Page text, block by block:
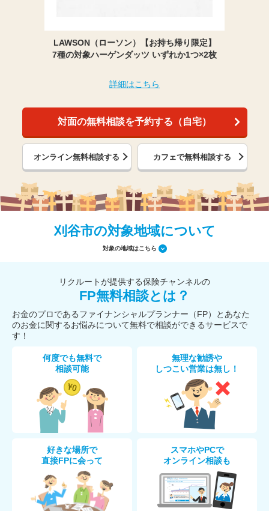
LAWSON（ローソン）【お持ち帰り限定】
7種の対象ハーゲンダッツ いずれか1つ×2枚
詳細はこちら
対面の無料相談を予約する（自宅）
オンライン無料相談する カフェで無料相談する
刈谷市の対象地域について
対象の地域はこちら
リクルートが提供する保険チャンネルの
FP無料相談とは？
お金のプロであるファイナンシャルプランナー（FP）とあなた
のお金に関するお悩みについて無料で相談ができるサービスで
す！
何度でも無料で
相談可能
無理な勧誘や
しつこい営業は無し！
好きな場所で
直接FPに会って
スマホやPCで
オンライン相談も